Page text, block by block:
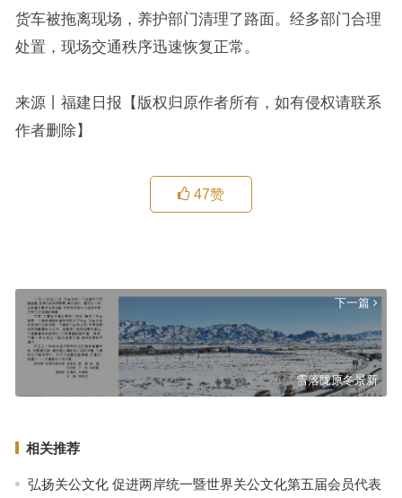
货车被拖离现场，养护部门清理了路面。经多部门合理
处置，现场交通秩序迅速恢复正常。
来源丨福建日报【版权归原作者所有，如有侵权请联系
作者删除】
47赞
下一篇
雪落陇原冬景新
相关推荐
弘扬关公文化 促进两岸统一暨世界关公文化第五届会员代表